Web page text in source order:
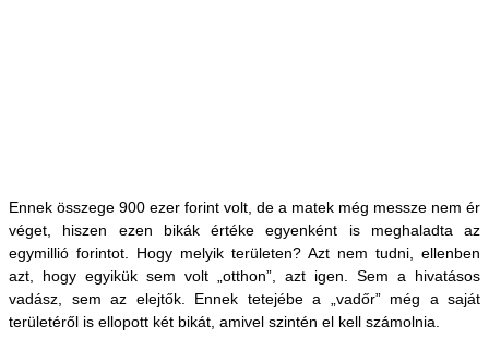
Ennek összege 900 ezer forint volt, de a matek még messze nem ér
véget, hiszen ezen bikák értéke egyenként is meghaladta az
egymillió forintot. Hogy melyik területen? Azt nem tudni, ellenben
azt, hogy egyikük sem volt „otthon”, azt igen. Sem a hivatásos
vadász, sem az elejtők. Ennek tetejébe a „vadőr” még a saját
területéről is ellopott két bikát, amivel szintén el kell számolnia.